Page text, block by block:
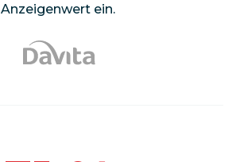
Anzeigenwert ein.